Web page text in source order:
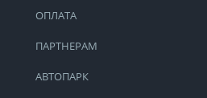
ОПЛАТА
ПАРТНЕРАМ
АВТОПАРК